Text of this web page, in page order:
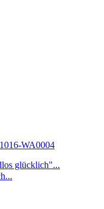
glücklich"...